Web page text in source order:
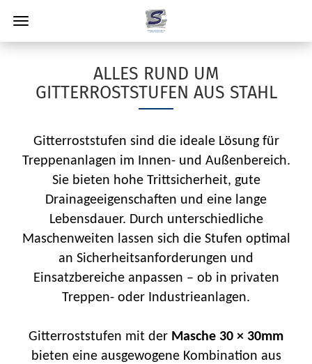
ALLES RUND UM
GITTERROSTSTUFEN AUS STAHL
Gitterroststufen sind die ideale Lösung für
Treppenanlagen im Innen- und Außenbereich.
Sie bieten hohe Trittsicherheit, gute
Drainageeigenschaften und eine lange
Lebensdauer. Durch unterschiedliche
Maschenweiten lassen sich die Stufen optimal
an Sicherheitsanforderungen und
Einsatzbereiche anpassen – ob in privaten
Treppen- oder Industrieanlagen.
Gitterroststufen mit der Masche 30 × 30mm
bieten eine ausgewogene Kombination aus